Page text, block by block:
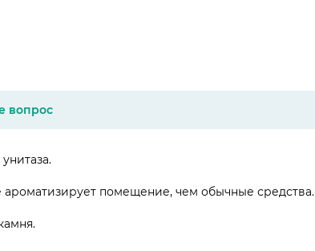
вопрос
помещение, чем обычные средства.